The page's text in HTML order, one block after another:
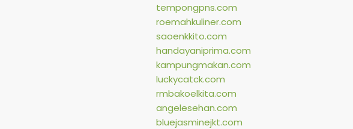
tempongpns.com
roemahkuliner.com
saoenkkito.com
handayaniprima.com
kampungmakan.com
luckycatck.com
rmbakoelkita.com
angelesehan.com
bluejasminejkt.com